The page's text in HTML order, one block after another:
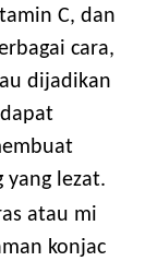
C, dan
cara,
dijadikan
yang lezat.
atau mi
konjac